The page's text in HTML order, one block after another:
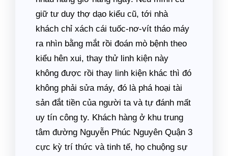
giữ tư duy thợ dạo kiểu cũ, tới nhà
khách chỉ xách cái tuốc-nơ-vít tháo máy
ra nhìn bằng mắt rồi đoán mò bệnh theo
kiểu hên xui, thay thử linh kiện này
không được rồi thay linh kiện khác thì đó
không phải sửa máy, đó là phá hoại tài
sản đắt tiền của người ta và tự đánh mất
uy tín công ty. Khách hàng ở khu trung
tâm đường Nguyễn Phúc Nguyên Quận 3
cực kỳ trí thức và tinh tế, họ chuộng sự